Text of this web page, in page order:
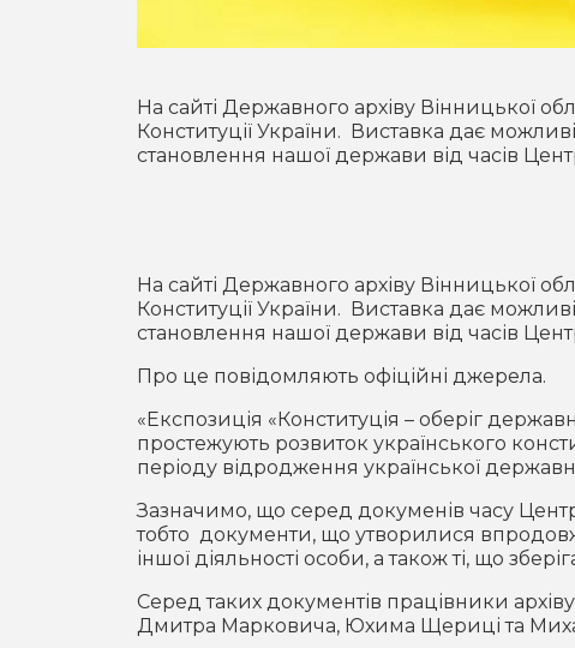
На сайті Державного архіву Вінницької
Конституції України. Виставка дає
становлення нашої держави від часів
На сайті Державного архіву Вінницької
Конституції України. Виставка дає
становлення нашої держави від часів
Про це повідомляють офіційні джерела.
«Експозиція «Конституція – оберіг
простежують розвиток українського
періоду відродження української
Зазначимо, що серед докуменів часу
тобто документи, що утворилися впродовж
іншої діяльності особи, а також ті, що
Серед таких документів працівники
Дмитра Марковича, Юхима Щериці та